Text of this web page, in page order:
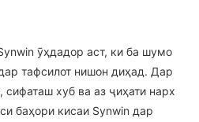
ӯҳдадор аст, ки ба шумо
тафсилот нишон диҳад. Дар
хуб ва аз ҷиҳати нарх
баҳори кисаи Synwin дар